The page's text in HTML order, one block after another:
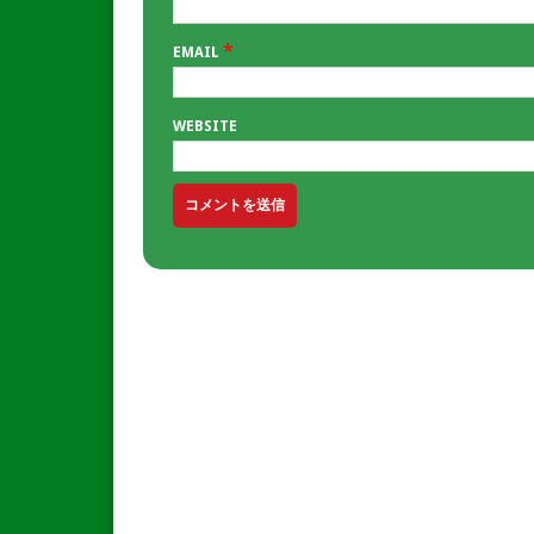
EMAIL *
WEBSITE